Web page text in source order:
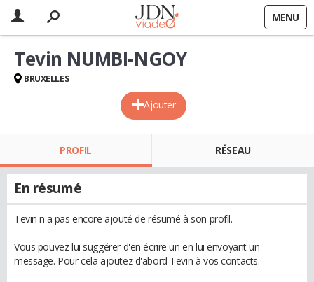
MENU
Ajouter
Tevin NUMBI-NGOY
BRUXELLES
PROFIL RÉSEAU
En résumé
Tevin n'a pas encore ajouté de résumé à son profil.
Vous pouvez lui suggérer d'en écrire un en lui envoyant un
message. Pour cela ajoutez d'abord Tevin à vos contacts.